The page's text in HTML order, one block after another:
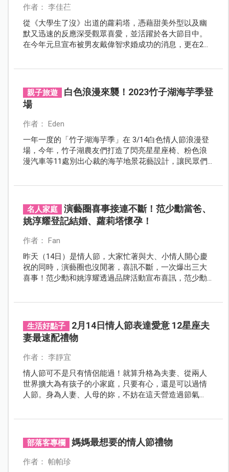
作者： 李佳芢
從《大學生了沒》出道的蘿莉塔，憑藉甜美外型以及幽
默又迅速的反應深受觀眾喜愛，並活躍於各大節目中。
在今年元旦宣布被男友戴偉智求婚成功的消息，更在2月
號封面人物專訪～
親子旅遊
白色浪漫來襲！2023竹子湖海芋季登
場
作者： Eden
一年一度的「竹子湖海芋季」在 3/14白色情人節浪漫登
場，今年，竹子湖農友們打造了閃亮星星座椅、粉色浪
漫汽車等11處別出心裁的海芋地景花藝設計，讓民眾們
名人家庭
演藝圈喜事接連不斷！范少勳當爸、
姚淳耀登記結婚、蘿莉塔懷孕！
作者： Fan
昨天（14日）是情人節，大家忙著與大、小情人開心慶
祝的同時，演藝圈也沒閒著，喜訊不斷，一次爆出三大
喜事！范少勳和姚淳耀透過品牌活動宣布喜訊，范少勳
生活好點子
2月14日情人節表達愛意 12星座夫
妻最速配禮物
作者： 李靜宜
情人節可不是只有情侶能過！就算升格為夫妻、從兩人
世界擴大為有孩子的小家庭，只要有心，還是可以過情
人節。身為人妻、人母的妳，不妨在這天營造過節氣
部落客專欄 媽媽最想要的情人節禮物
作者： 帕帕珍